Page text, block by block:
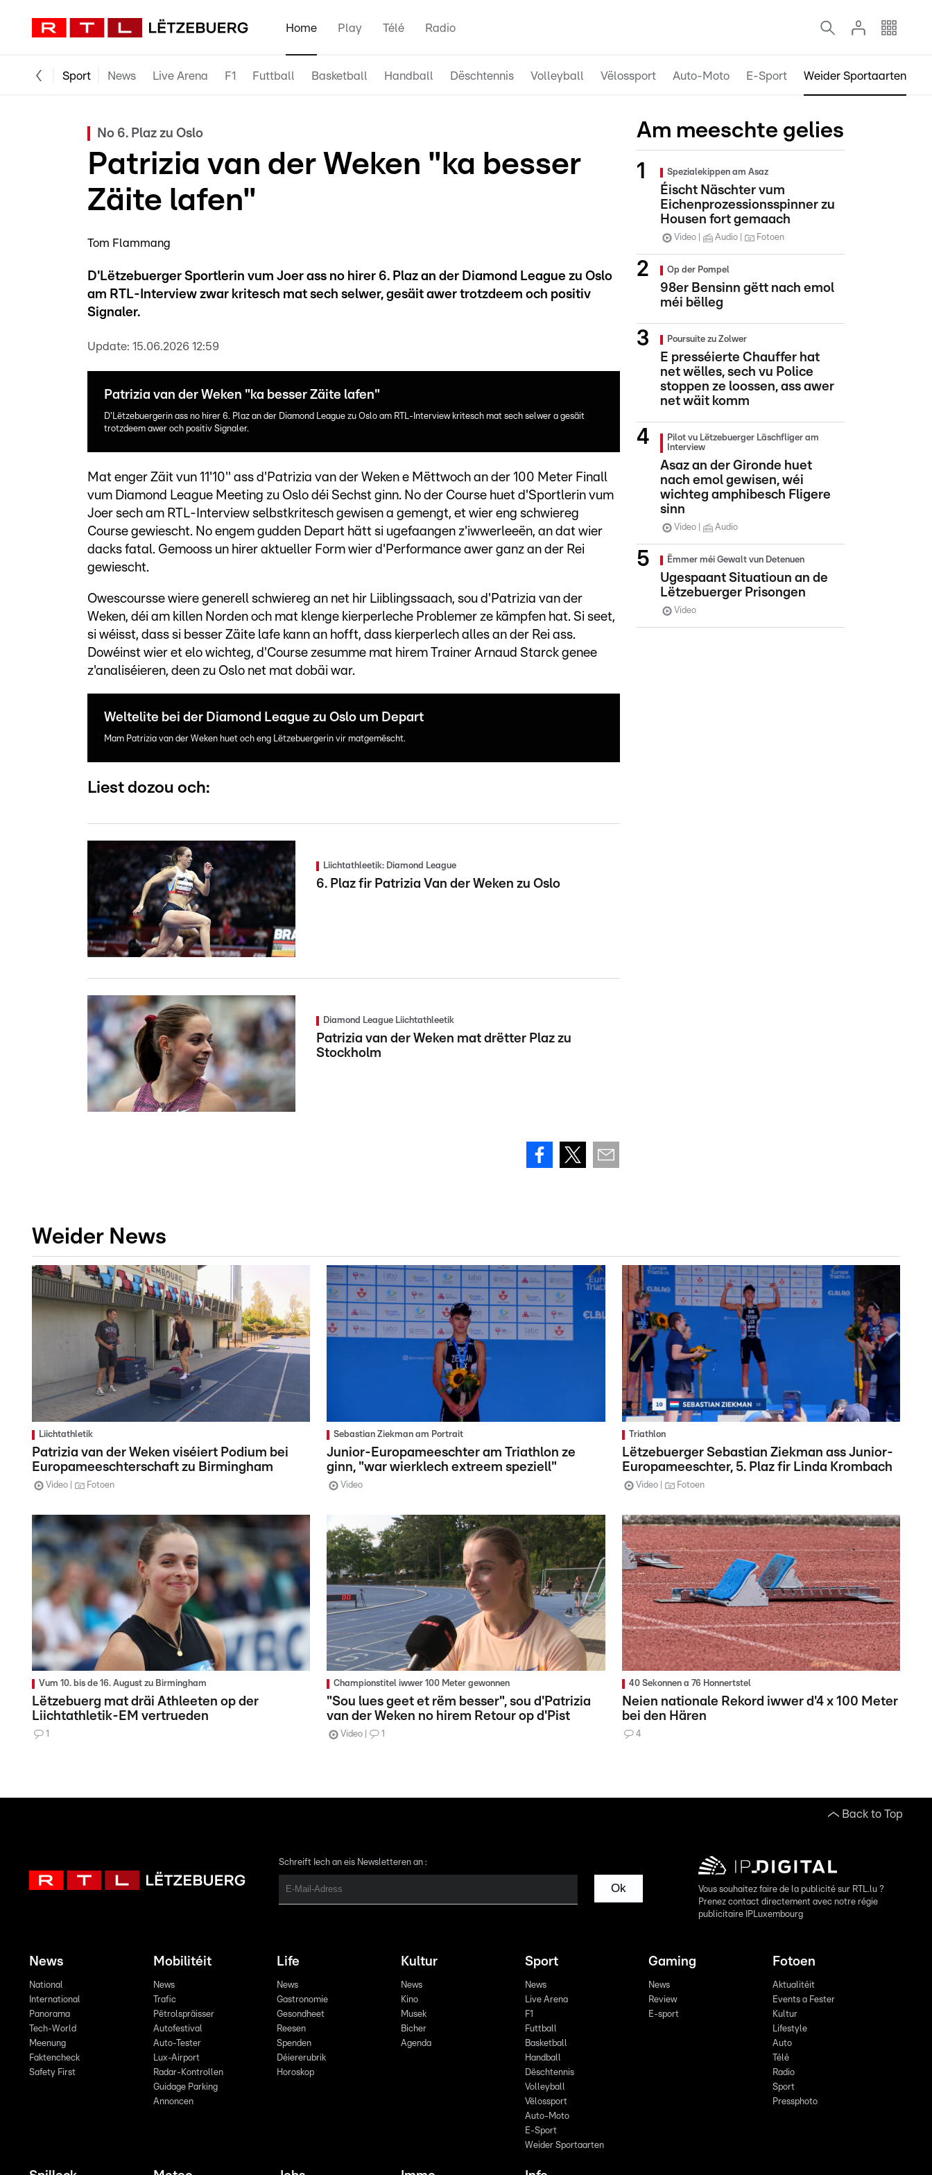
Home Play Télé Radio
Sport News Live Arena F1 Futtball Basketball Handball Dëschtennis Volleyball Vëlossport Auto-Moto E-Sport Weider Sportaarten
No 6. Plaz zu Oslo
Patrizia van der Weken "ka besser
Zäite lafen"
Tom Flammang
D'Lëtzebuerger Sportlerin vum Joer ass no hirer 6. Plaz an der Diamond League zu Oslo
am RTL-Interview zwar kritesch mat sech selwer, gesäit awer trotzdeem och positiv
Signaler.
Update: 15.06.2026 12:59
Patrizia van der Weken "ka besser Zäite lafen"
D'Lëtzebuergerin ass no hirer 6. Plaz an der Diamond League zu Oslo am RTL-Interview kritesch mat sech selwer a gesäit
trotzdeem awer och positiv Signaler.
Mat enger Zäit vun 11'10'' ass d'Patrizia van der Weken e Mëttwoch an der 100 Meter Finall
vum Diamond League Meeting zu Oslo déi Sechst ginn. No der Course huet d'Sportlerin vum
Joer sech am RTL-Interview selbstkritesch gewisen a gemengt, et wier eng schwiereg
Course gewiescht. No engem gudden Depart hätt si ugefaangen z'iwwerleeën, an dat wier
dacks fatal. Gemooss un hirer aktueller Form wier d'Performance awer ganz an der Rei
gewiescht.
Owescoursse wiere generell schwiereg an net hir Liiblingssaach, sou d'Patrizia van der
Weken, déi am killen Norden och mat klenge kierperleche Problemer ze kämpfen hat. Si seet,
si wéisst, dass si besser Zäite lafe kann an hofft, dass kierperlech alles an der Rei ass.
Dowéinst wier et elo wichteg, d'Course zesumme mat hirem Trainer Arnaud Starck genee
z'analiséieren, deen zu Oslo net mat dobäi war.
Weltelite bei der Diamond League zu Oslo um Depart
Mam Patrizia van der Weken huet och eng Lëtzebuergerin vir matgemëscht.
Liest dozou och:
Liichtathleetik: Diamond League
6. Plaz fir Patrizia Van der Weken zu Oslo
Diamond League Liichtathleetik
Patrizia van der Weken mat drëtter Plaz zu
Stockholm
Am meeschte gelies
Spezialekippen am Asaz
Éischt Näschter vum
Eichenprozessionsspinner zu
Housen fort gemaach
Video Audio Fotoen
Op der Pompel
98er Bensinn gëtt nach emol
méi bëlleg
Poursuite zu Zolwer
E presséierte Chauffer hat
net wëlles, sech vu Police
stoppen ze loossen, ass awer
net wäit komm
Pilot vu Lëtzebuerger Läschfliger am
Interview
Asaz an der Gironde huet
nach emol gewisen, wéi
wichteg amphibesch Fligere
sinn
Video Audio
Ëmmer méi Gewalt vun Detenuen
Ugespaant Situatioun an de
Lëtzebuerger Prisongen
Video
Weider News
Liichtathletik
Patrizia van der Weken viséiert Podium bei
Europameeschterschaft zu Birmingham
Video Fotoen
Sebastian Ziekman am Portrait
Junior-Europameeschter am Triathlon ze
ginn, "war wierklech extreem speziell"
Video
Triathlon
Lëtzebuerger Sebastian Ziekman ass Junior-
Europameeschter, 5. Plaz fir Linda Krombach
Video Fotoen
Vum 10. bis de 16. August zu Birmingham
Lëtzebuerg mat dräi Athleeten op der
Liichtathletik-EM vertrueden
1
Championstitel iwwer 100 Meter gewonnen
"Sou lues geet et rëm besser", sou d'Patrizia
van der Weken no hirem Retour op d'Pist
Video 1
40 Sekonnen a 76 Honnertstel
Neien nationale Rekord iwwer d'4 x 100 Meter
bei den Hären
4
Back to Top
Schreift Iech an eis Newsletteren an :
Ok
Vous souhaitez faire de la publicité sur RTL.lu ?
Prenez contact directement avec notre régie
publicitaire IPLuxembourg
News
National
International
Panorama
Tech-World
Meenung
Faktencheck
Safety First
Mobilitéit
News
Trafic
Pëtrolspräisser
Autofestival
Auto-Tester
Lux-Airport
Radar-Kontrollen
Guidage Parking
Annoncen
Life
News
Gastronomie
Gesondheet
Reesen
Spenden
Déiererubrik
Horoskop
Kultur
News
Kino
Musek
Bicher
Agenda
Sport
News
Live Arena
F1
Futtball
Basketball
Handball
Dëschtennis
Volleyball
Vëlossport
Auto-Moto
E-Sport
Weider Sportaarten
Gaming
News
Review
E-sport
Fotoen
Aktualitéit
Events a Fester
Kultur
Lifestyle
Auto
Télé
Radio
Sport
Pressphoto